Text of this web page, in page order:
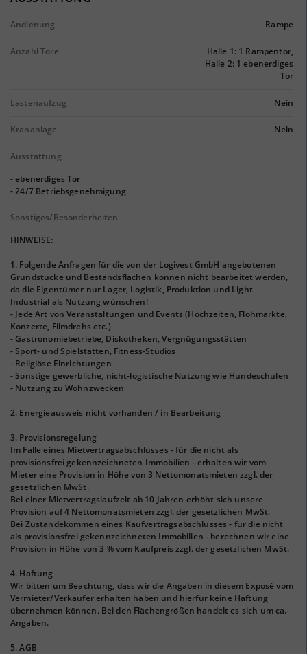
Andienung Rampe
Anzahl Tore
Halle 1: 1 Rampentor,
Halle 2: 1 ebenerdiges
Tor
Lastenaufzug Nein
Krananlage Nein
Ausstattung
- ebenerdiges Tor
- 24/7 Betriebsgenehmigung
Sonstiges/Besonderheiten
HINWEISE:
1. Folgende Anfragen für die von der Logivest GmbH angebotenen
Grundstücke und Bestandsflächen können nicht bearbeitet werden,
da die Eigentümer nur Lager, Logistik, Produktion und Light
Industrial als Nutzung wünschen!
- Jede Art von Veranstaltungen und Events (Hochzeiten, Flohmärkte,
Konzerte, Filmdrehs etc.)
- Gastronomiebetriebe, Diskotheken, Vergnügungsstätten
- Sport- und Spielstätten, Fitness-Studios
- Religiöse Einrichtungen
- Sonstige gewerbliche, nicht-logistische Nutzung wie Hundeschulen
- Nutzung zu Wohnzwecken
2. Energieausweis nicht vorhanden / in Bearbeitung
3. Provisionsregelung
Im Falle eines Mietvertragsabschlusses - für die nicht als
provisionsfrei gekennzeichneten Immobilien - erhalten wir vom
Mieter eine Provision in Höhe von 3 Nettomonatsmieten zzgl. der
gesetzlichen MwSt.
Bei einer Mietvertragslaufzeit ab 10 Jahren erhöht sich unsere
Provision auf 4 Nettomonatsmieten zzgl. der gesetzlichen MwSt.
Bei Zustandekommen eines Kaufvertragsabschlusses - für die nicht
als provisionsfrei gekennzeichneten Immobilien - berechnen wir eine
Provision in Höhe von 3 % vom Kaufpreis zzgl. der gesetzlichen MwSt.
4. Haftung
Wir bitten um Beachtung, dass wir die Angaben in diesem Exposé vom
Vermieter/Verkäufer erhalten haben und hierfür keine Haftung
übernehmen können. Bei den Flächengrößen handelt es sich um ca.-
Angaben.
5. AGB